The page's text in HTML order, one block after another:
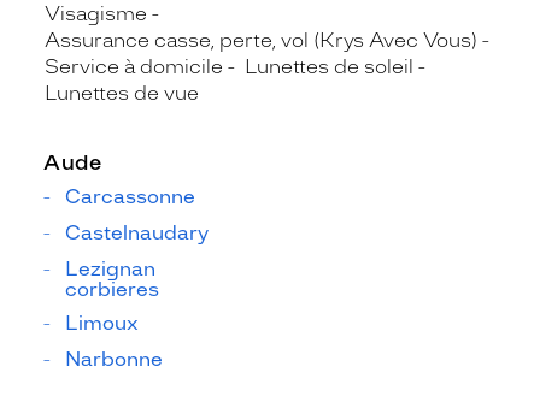
Visagisme
Assurance casse, perte, vol (Krys Avec Vous)
Service à domicile
Lunettes de soleil
Lunettes de vue
Aude
Carcassonne
Castelnaudary
Lezignan
corbieres
Limoux
Narbonne